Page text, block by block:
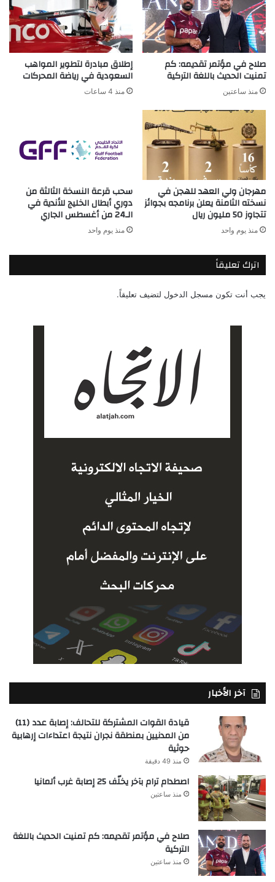
صلاح في مؤتمر تقديمه: كم
تمنيت الحديث باللغة التركية
منذ ساعتين
إطلاق مبادرة لتطوير المواهب
السعودية في رياضة المحركات
منذ 4 ساعات
مهرجان ولي العهد للهجن في
نسخته الثامنة يعلن برنامجه بجوائز
تتجاوز 50 مليون ريال
منذ يوم واحد
سحب قرعة النسخة الثالثة من
دوري أبطال الخليج للأندية في
الـ24 من أغسطس الجاري
منذ يوم واحد
اترك تعليقاً
يجب أنت تكون مسجل الدخول لتضيف تعليقاً.
آخر الأخبار
قيادة القوات المشتركة للتحالف: إصابة عدد (11)
من المدنيين بمنطقة نجران نتيجة اعتداءات إرهابية
حوثية
منذ 49 دقيقة
اصطدام ترام بآخر يخلّف 25 إصابة غرب ألمانيا
منذ ساعتين
صلاح في مؤتمر تقديمه: كم تمنيت الحديث باللغة
التركية
منذ ساعتين